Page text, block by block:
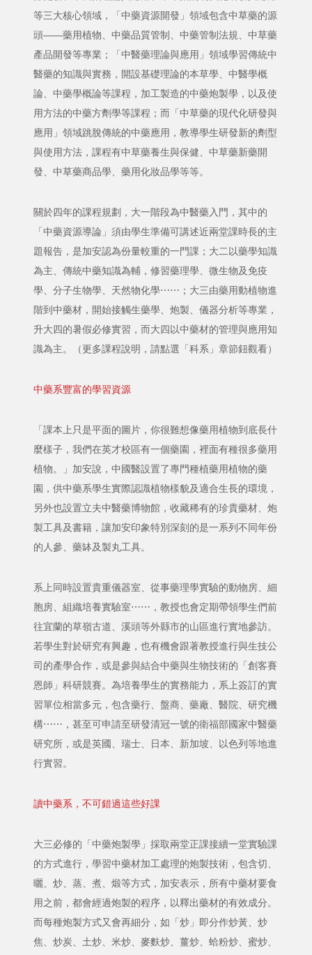
等三大核心領域，「中藥資源開發」領域包含中草藥的源
頭——藥用植物、中藥品質管制、中藥管制法規、中草藥
產品開發等專業；「中醫藥理論與應用」領域學習傳統中
醫藥的知識與實務，開設基礎理論的本草學、中醫學概
論、中藥學概論等課程，加工製造的中藥炮製學，以及使
用方法的中藥方劑學等課程；而「中草藥的現代化研發與
應用」領域跳脫傳統的中藥應用，教導學生研發新的劑型
與使用方法，課程有中草藥養生與保健、中草藥新藥開
發、中草藥商品學、藥用化妝品學等等。
關於四年的課程規劃，大一階段為中醫藥入門，其中的
「中藥資源導論」須由學生準備可講述近兩堂課時長的主
題報告，是加安認為份量較重的一門課；大二以藥學知識
為主、傳統中藥知識為輔，修習藥理學、微生物及免疫
學、分子生物學、天然物化學⋯⋯；大三由藥用動植物進
階到中藥材，開始接觸生藥學、炮製、儀器分析等專業，
升大四的暑假必修實習，而大四以中藥材的管理與應用知
識為主。（更多課程說明，請點選「科系」章節鈕觀看）
中藥系豐富的學習資源
「課本上只是平面的圖片，你很難想像藥用植物到底長什
麼樣子，我們在英才校區有一個藥園，裡面有種很多藥用
植物。」加安說，中國醫設置了專門種植藥用植物的藥
園，供中藥系學生實際認識植物樣貌及適合生長的環境，
另外也設置立夫中醫藥博物館，收藏稀有的珍貴藥材、炮
製工具及書籍，讓加安印象特別深刻的是一系列不同年份
的人參、藥缽及製丸工具。
系上同時設置貴重儀器室、從事藥理學實驗的動物房、細
胞房、組織培養實驗室⋯⋯，教授也會定期帶領學生們前
往宜蘭的草嶺古道、溪頭等外縣市的山區進行實地參訪。
若學生對於研究有興趣，也有機會跟著教授進行與生技公
司的產學合作，或是參與結合中藥與生物技術的「創客賽
恩師」科研競賽。為培養學生的實務能力，系上簽訂的實
習單位相當多元，包含藥行、盤商、藥廠、醫院、研究機
構⋯⋯，甚至可申請至研發清冠一號的衛福部國家中醫藥
研究所，或是英國、瑞士、日本、新加坡、以色列等地進
行實習。
讀中藥系，不可錯過這些好課
大三必修的「中藥炮製學」採取兩堂正課接續一堂實驗課
的方式進行，學習中藥材加工處理的炮製技術，包含切、
曬、炒、蒸、煮、煅等方式，加安表示，所有中藥材要食
用之前，都會經過炮製的程序，以釋出藥材的有效成分。
而每種炮製方式又會再細分，如「炒」即分作炒黃、炒
焦、炒炭、土炒、米炒、麥麩炒、薑炒、蛤粉炒、蜜炒、